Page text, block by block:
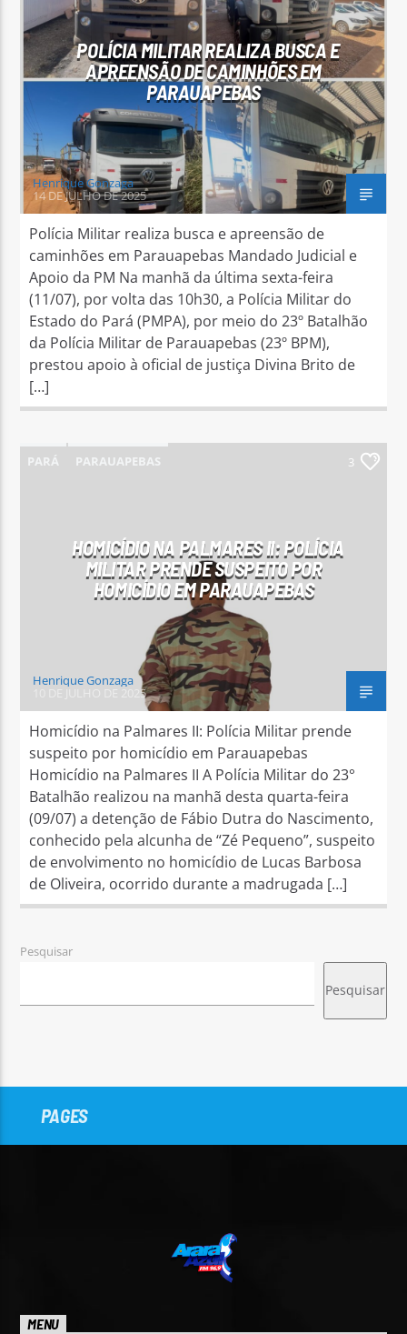
Arara Azul FM
POLÍCIA MILITAR REALIZA BUSCA E
APREENSÃO DE CAMINHÕES EM
PARAUAPEBAS
Henrique Gonzaga
14 DE JULHO DE 2025
Polícia Militar realiza busca e apreensão de
caminhões em Parauapebas Mandado Judicial e
Apoio da PM Na manhã da última sexta-feira
(11/07), por volta das 10h30, a Polícia Militar do
Estado do Pará (PMPA), por meio do 23º Batalhão
da Polícia Militar de Parauapebas (23º BPM),
prestou apoio à oficial de justiça Divina Brito de
[…]
PARÁ PARAUAPEBAS 3
HOMICÍDIO NA PALMARES II: POLÍCIA
MILITAR PRENDE SUSPEITO POR
HOMICÍDIO EM PARAUAPEBAS
Henrique Gonzaga
10 DE JULHO DE 2025
Homicídio na Palmares II: Polícia Militar prende
suspeito por homicídio em Parauapebas
Homicídio na Palmares II A Polícia Militar do 23°
Batalhão realizou na manhã desta quarta-feira
(09/07) a detenção de Fábio Dutra do Nascimento,
conhecido pela alcunha de “Zé Pequeno”, suspeito
de envolvimento no homicídio de Lucas Barbosa
de Oliveira, ocorrido durante a madrugada […]
Pesquisar
Pesquisar
PAGES
MENU